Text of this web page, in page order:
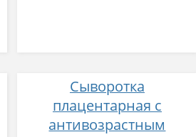
Сыворотка
плацентарная с
антивозрастным